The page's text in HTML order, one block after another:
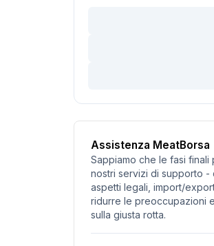
Assistenza MeatBorsa
Sappiamo che le fasi finali
nostri servizi di supporto -
aspetti legali, import/
ridurre le preoccupazioni
sulla giusta rotta.